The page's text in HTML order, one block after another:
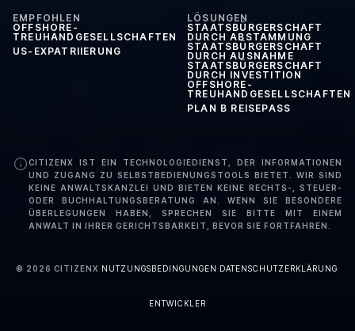
EMPFOHLEN
OFFSHORE-
TREUHANDGESELLSCHAFTEN
US-EXPATRIIERUNG
LÖSUNGEN
STAATSBÜRGERSCHAFT
DURCH ABSTAMMUNG
STAATSBÜRGERSCHAFT
DURCH AUSNAHME
STAATSBÜRGERSCHAFT
DURCH INVESTITION
OFFSHORE-
TREUHANDGESELLSCHAFTEN
PLAN B REISEPASS
CITIZENX IST EIN TECHNOLOGIEDIENST, DER INFORMATIONEN
UND ZUGANG ZU SELBSTBEDIENUNGSTOOLS BIETET. WIR SIND
KEINE ANWALTSKANZLEI UND BIETEN KEINE RECHTS-, STEUER-
ODER BUCHHALTUNGSBERATUNG AN. WENN SIE BESONDERE
ÜBERLEGUNGEN HABEN, SPRECHEN SIE BITTE MIT EINEM
ANWALT IN IHRER GERICHTSBARKEIT, BEVOR SIE FORTFAHREN.
© 2026 CITIZENX ·NUTZUNGSBEDINGUNGEN ·DATENSCHUTZERKLÄRUNG·
ENTWICKLER